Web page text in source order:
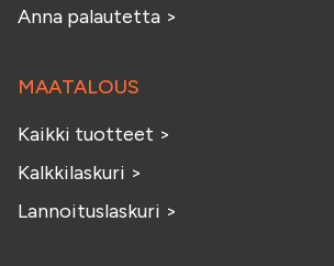
Anna palautetta >
MAATALOUS
Kaikki tuotteet >
Kalkkilaskuri >
Lannoituslaskuri >